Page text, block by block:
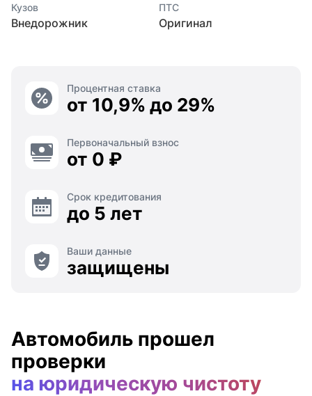
Кузов
Внедорожник
ПТС
Оригинал
Процентная ставка
от 10,9% до 29%
Первоначальный взнос
от 0 ₽
Срок кредитования
до 5 лет
Ваши данные
защищены
Автомобиль прошел
проверки
на юридическую чистоту